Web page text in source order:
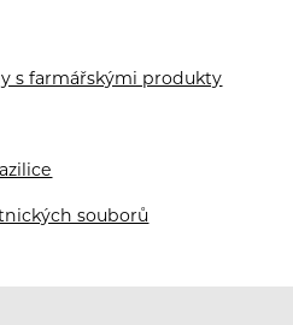
s farmářskými produkty
souborů